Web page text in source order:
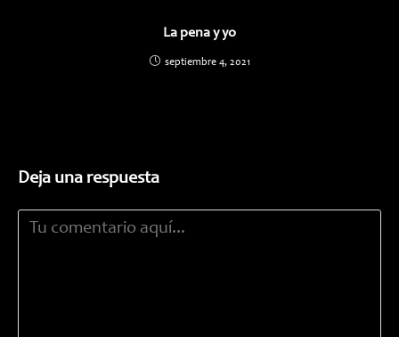
La pena y yo
septiembre 4, 2021
Deja una respuesta
Comentario